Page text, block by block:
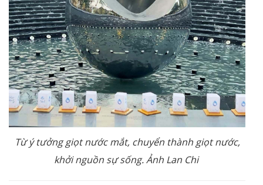
Từ ý tưởng giọt nước mắt, chuyển thành giọt nước,
khởi nguồn sự sống. Ảnh Lan Chi